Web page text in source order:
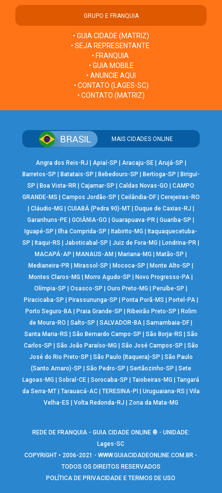
GRUPO E FRANQUIA
• GUIA CIDADE (MATRIZ)
• SEJA REPRESENTANTE
• FRANQUIA
• GUIA MOBILE
• ANUNCIE AQUI
• CONTATO (LAGES-SC)
• CONTATO (MATRIZ)
MAIS CIDADES ONLINE
Angra dos Reis-RJ Apiaí-SP Aracaju-SE| Arujá-SP
Barretos-SP
Batatais-SP Bebedouro-SP Bertioga-SP
Birigui-
SP
Boa Vista-RR |Cajamar-SP |Caldas Novas-GO |CAMPO
GRANDE-MS
Campos Jordão-SP Ceilândia-DF| Cerejeiras-RO
Cláudio-MG CUIABÁ (Pedra 90)-MT| Duque de Caxias-RJ
Garanhuns-PE |GOIÂNIA-GO |Guarapuava-PR |Guariba-SP
Iguapé-SP
Ilha Comprida-SP Itabirito-MG
Itaquaquecetuba-
SP
Itaqui-RS |Jaboticabal-SP |Juiz de Fora-MG Londrina-PR
MACAPÁ-AP
MANAUS-AM Mariana-MG Matão-SP
Medianeira-PR
Mirassol-SP Mococa-SP Monte Alto-SP
Montes Claros-MG
Morro Agudo-SP Novo Progresso-PA
Olímpia-SP
|Osasco-SP |Ouro Preto-MG Peruíbe-SP
Piracicaba-SP
Pirassununga-SP Ponta Porã-MS Portel-PA|
Porto Seguro-BA| Praia Grande-SP Ribeirão Preto-SP
Rolim
de Moura-RO
|Salto-SP |SALVADOR-BA |Samambaia-DF
Santa Maria-RS
São Bernardo Campo-SP São Borja-RS
São
Carlos-SP
São João Paraíso-MG São José Campos-SP
São
José do Rio Preto-SP
São Paulo (Itaquera)-SP
São Paulo
(Santo Amaro)-SP
São Pedro-SP Sertãozinho-SP
Sete
Lagoas-MG
|Sobral-CE |Sorocaba-SP |Taiobeiras-MG |Tangará
da Serra-MT| Tarauacá-AC| TERESINA-PI Uruguaiana-RS
Vila
Velha-ES
Volta Redonda-RJ Zona da Mata-MG
REDE DE FRANQUIA - GUIA CIDADE ONLINE ® - UNIDADE:
Lages-SC
COPYRIGHT • 2006-2021 -WWW.GUIACIDADEONLINE.COM.BR -
TODOS OS DIREITOS RESERVADOS
POLÍTICA DE PRIVACIDADE E TERMOS DE USO